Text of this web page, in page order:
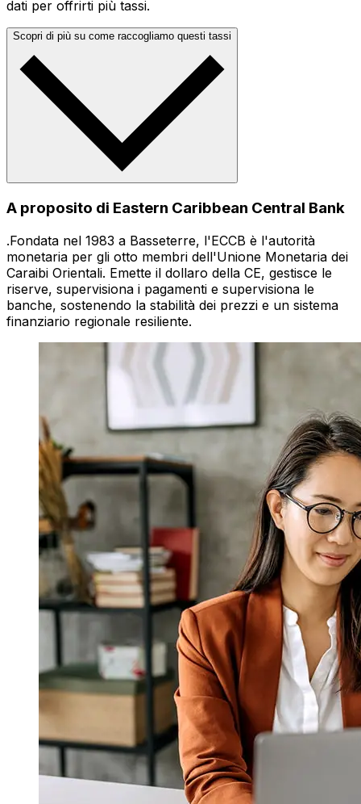
dati per offrirti più tassi.
Scopri di più su come raccogliamo questi tassi
A proposito di Eastern Caribbean Central Bank
.Fondata nel 1983 a Basseterre, l'ECCB è l'autorità
monetaria per gli otto membri dell'Unione Monetaria dei
Caraibi Orientali. Emette il dollaro della CE, gestisce le
riserve, supervisiona i pagamenti e supervisiona le
banche, sostenendo la stabilità dei prezzi e un sistema
finanziario regionale resiliente.